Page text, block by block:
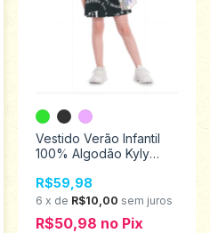
Vestido Verão Infantil
100% Algodão Kyly
1000248
R$59,98
6 x de R$10,00 sem juros
R$50,98 no Pix